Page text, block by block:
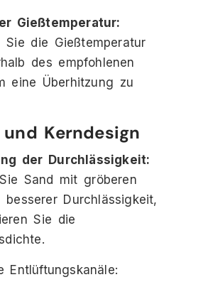
Gießtemperatur:
Sie die Gießtemperatur
des empfohlenen
eine Überhitzung zu
Kerndesign
der Durchlässigkeit:
Sand mit gröberen
besserer Durchlässigkeit,
Sie die
Entlüftungskanäle: